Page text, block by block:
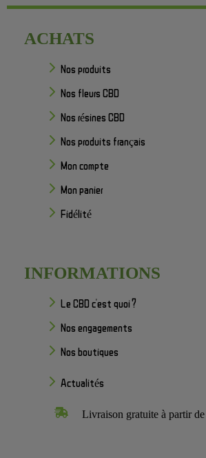
ACHATS
Nos produits
Nos fleurs CBD
Nos résines CBD
Nos produits français
Mon compte
Mon panier
Fidélité
INFORMATIONS
Le CBD c'est quoi ?
Nos engagements
Nos boutiques
Actualités
Livraison gratuite à partir